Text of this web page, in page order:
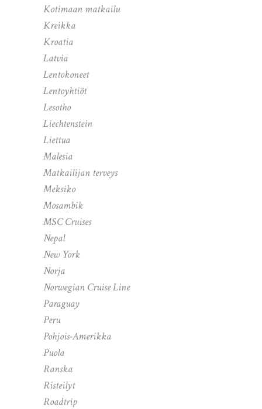
Kotimaan matkailu
Kreikka
Kroatia
Latvia
Lentokoneet
Lentoyhtiöt
Lesotho
Liechtenstein
Liettua
Malesia
Matkailijan terveys
Meksiko
Mosambik
MSC Cruises
Nepal
New York
Norja
Norwegian Cruise Line
Paraguay
Peru
Pohjois-Amerikka
Puola
Ranska
Risteilyt
Roadtrip